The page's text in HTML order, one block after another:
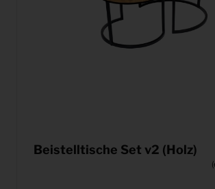
Beistelltische Set v2 (Holz)